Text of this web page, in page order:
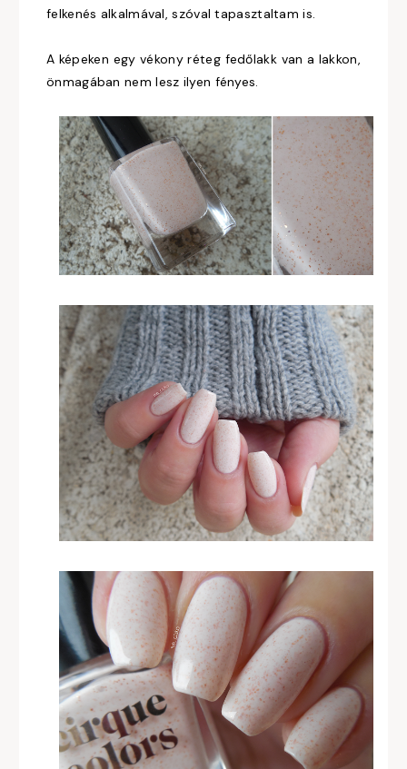
felkenés alkalmával, szóval tapasztaltam is.
A képeken egy vékony réteg fedőlakk van a lakkon,
önmagában nem lesz ilyen fényes.